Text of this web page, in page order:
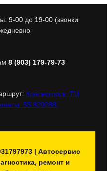
9-00 до 19-00 (звонки
8 (903) 179-79-73
Красногорск, ТЦ
55.820288,
| Автосервис
ремонт и